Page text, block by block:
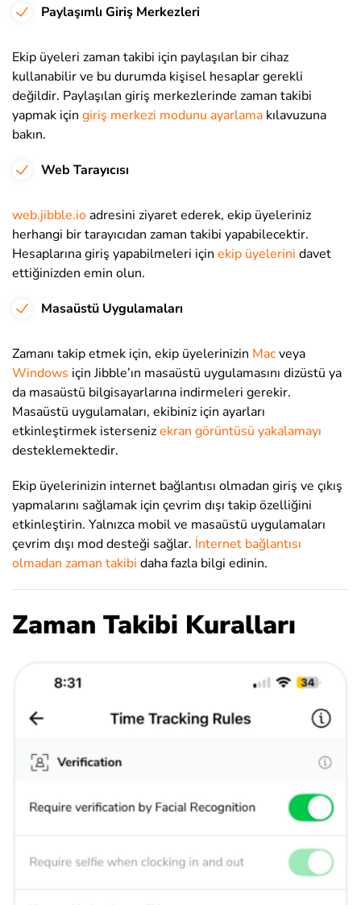
Paylaşımlı Giriş Merkezleri
Ekip üyeleri zaman takibi için paylaşılan bir cihaz
kullanabilir ve bu durumda kişisel hesaplar gerekli
değildir. Paylaşılan giriş merkezlerinde zaman takibi
yapmak için giriş merkezi modunu ayarlama kılavuzuna
bakın.
Web Tarayıcısı
web.jibble.ioadresini ziyaret ederek, ekip üyeleriniz
herhangi bir tarayıcıdan zaman takibi yapabilecektir.
Hesaplarına giriş yapabilmeleri için ekip üyelerini davet
ettiğinizden emin olun.
Masaüstü Uygulamaları
Zamanı takip etmek için, ekip üyelerinizin Macveya
Windows için Jibble’ın masaüstü uygulamasını dizüstü ya
da masaüstü bilgisayarlarına indirmeleri gerekir.
Masaüstü uygulamaları, ekibiniz için ayarları
etkinleştirmek istersenizekran görüntüsü yakalamayı
desteklemektedir.
Ekip üyelerinizin internet bağlantısı olmadan giriş ve çıkış
yapmalarını sağlamak için çevrim dışı takip özelliğini
etkinleştirin. Yalnızca mobil ve masaüstü uygulamaları
çevrim dışı mod desteği sağlar. İnternet bağlantısı
olmadan zaman takibi daha fazla bilgi edinin.
Zaman Takibi Kuralları